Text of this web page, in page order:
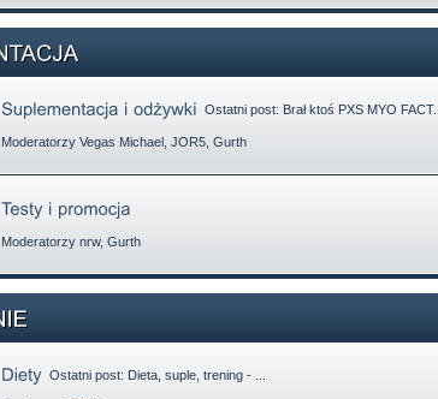
Ostatni post: Brał ktoś PXS MYO FACT...
Moderatorzy Vegas Michael JOR5 Gurth
Moderatorzy nrw, Gurth
Ostatni post: Dieta, suple, trening - ...